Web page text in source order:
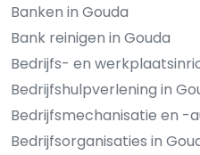
Banken in Gouda
Bank reinigen in Gouda
Bedrijfs- en
Bedrijfshulpverlening in
Bedrijfsmechanisatie en -
Bedrijfsorganisaties in